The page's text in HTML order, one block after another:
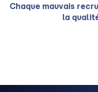
Chaque mauvais
la